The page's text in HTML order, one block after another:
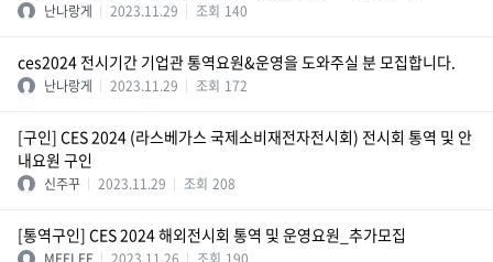
난나랑게 2023.11.29 조회 140
ces2024 전시기간 기업관 통역요원&운영을 도와주실 분 모집합니다.
난나랑게 2023.11.29 조회 172
[구인] CES 2024 (라스베가스 국제소비재전자전시회) 전시회 통역 및 안
내요원 구인
신주꾸 2023.11.29 조회 208
[통역구인] CES 2024 해외전시회 통역 및 운영요원_추가모집